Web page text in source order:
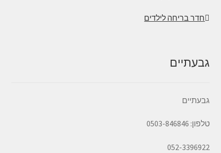
חדר בריחה לילדים
גבעתיים
גבעתיים
טלפון: 0503-846846
052-3396922